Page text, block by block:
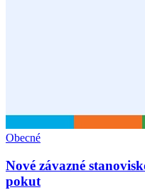
Obecné
Nové závazné
pokut